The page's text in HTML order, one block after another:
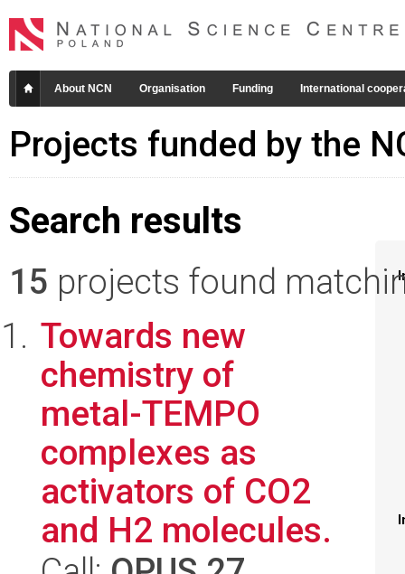
About NCN Organisation Funding International
Projects funded by the
Search results
15 projects found
Towards new
chemistry of
metal-TEMPO
complexes as
activators of CO2
and H2 molecules.